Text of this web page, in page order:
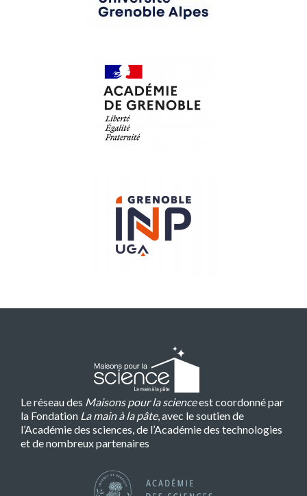
Le réseau des Maisons pour la scienceest coordonné par
la Fondation La main à la pâte, avec le soutien de
l’Académie des sciences, de l’Académie des technologies
et de nombreux partenaires